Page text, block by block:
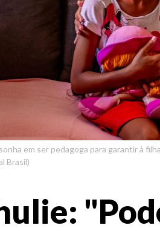
em ser pedagoga para garantir à
Brasil)